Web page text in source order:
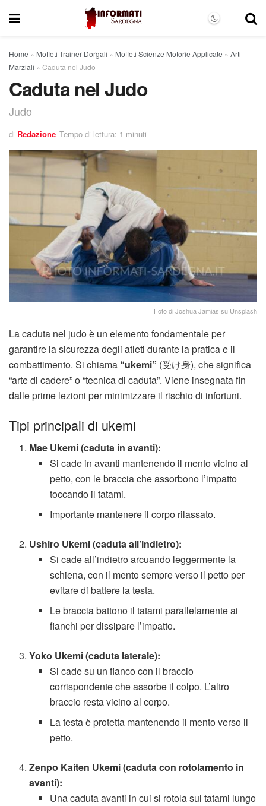
Home » Moffeti Trainer Dorgali » Moffeti Scienze Motorie Applicate » Arti
Marziali » Caduta nel Judo
Caduta nel Judo
Judo
di Redazione Tempo di lettura: 1 minuti
Foto di Joshua Jamias su Unsplash
La caduta nel judo è un elemento fondamentale per
garantire la sicurezza degli atleti durante la pratica e il
combattimento. Si chiama “ukemi” (受け身), che significa
“arte di cadere” o “tecnica di caduta”. Viene insegnata fin
dalle prime lezioni per minimizzare il rischio di infortuni.
Tipi principali di ukemi
Mae Ukemi (caduta in avanti):
Si cade in avanti mantenendo il mento vicino al
petto, con le braccia che assorbono l’impatto
toccando il tatami.
Importante mantenere il corpo rilassato.
Ushiro Ukemi (caduta all’indietro):
Si cade all’indietro arcuando leggermente la
schiena, con il mento sempre verso il petto per
evitare di battere la testa.
Le braccia battono il tatami parallelamente ai
fianchi per dissipare l’impatto.
Yoko Ukemi (caduta laterale):
Si cade su un fianco con il braccio
corrispondente che assorbe il colpo. L’altro
braccio resta vicino al corpo.
La testa è protetta mantenendo il mento verso il
petto.
Zenpo Kaiten Ukemi (caduta con rotolamento in
avanti):
Una caduta avanti in cui si rotola sul tatami lungo